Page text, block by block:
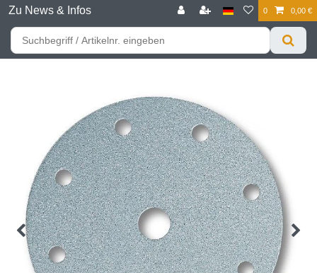
Zu News & Infos 0 0,00 €
Für bessere Preise HIER registrieren!